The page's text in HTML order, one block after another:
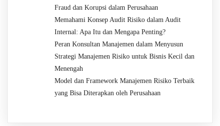
Fraud dan Korupsi dalam Perusahaan
Memahami Konsep Audit Risiko dalam Audit
Internal: Apa Itu dan Mengapa Penting?
Peran Konsultan Manajemen dalam Menyusun
Strategi Manajemen Risiko untuk Bisnis Kecil dan
Menengah
Model dan Framework Manajemen Risiko Terbaik
yang Bisa Diterapkan oleh Perusahaan